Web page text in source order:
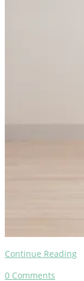
Continue Reading
0 Comments